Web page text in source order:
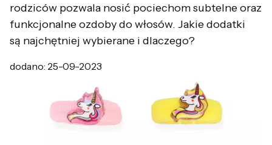
rodziców pozwala nosić pociechom subtelne oraz
funkcjonalne ozdoby do włosów. Jakie dodatki
są najchętniej wybierane i dlaczego?
dodano: 25-09-2023